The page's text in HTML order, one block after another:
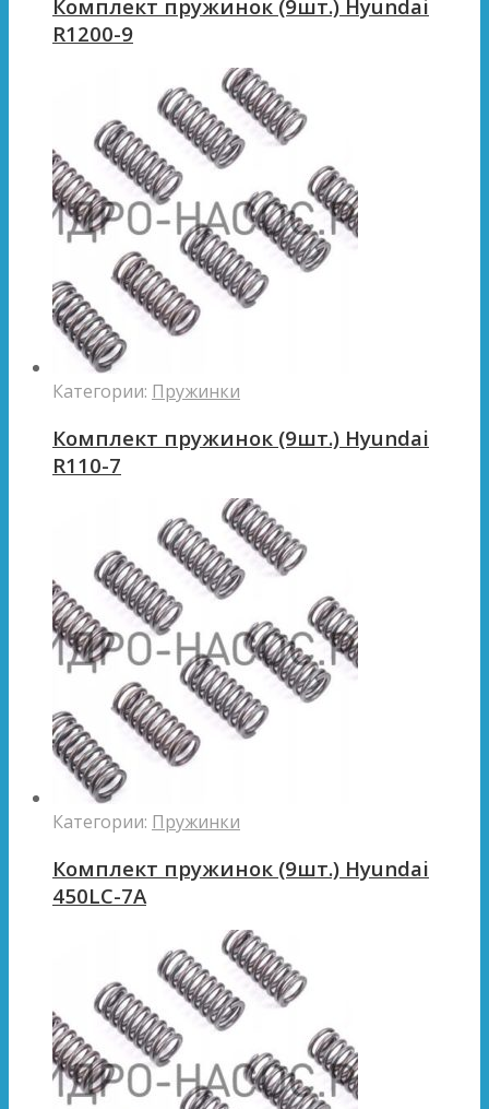
Комплект пружинок (9шт.) Hyundai
R1200-9
Категории: Пружинки
Комплект пружинок (9шт.) Hyundai
R110-7
Категории: Пружинки
Комплект пружинок (9шт.) Hyundai
450LC-7A